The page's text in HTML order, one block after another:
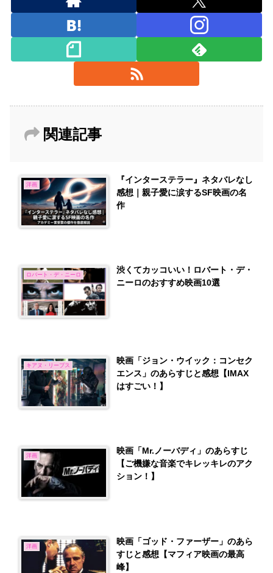
関連記事
洋画
『インターステラー』ネタバレなし
感想｜親子愛に涙するSF映画の名
作
ロバート・デ・ニーロ
渋くてカッコいい！ロバート・デ・
ニーロのおすすめ映画10選
キアヌ・リーブス
映画「ジョン・ウイック：コンセク
エンス」のあらすじと感想【IMAX
はすごい！】
洋画
映画「Mr.ノーバディ」のあらすじ
【ご機嫌な音楽でキレッキレのアク
ション！】
洋画
映画「ゴッド・ファーザー」のあら
すじと感想【マフィア映画の最高
峰】